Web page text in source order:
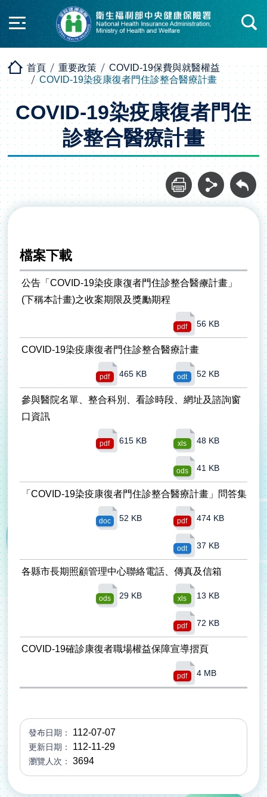
快速查詢區開合
首頁 重要政策
COVID-19保費與就醫權益
COVID-19染疫康復者門住診整合醫療計畫
COVID-19染疫康復者門住
診整合醫療計畫
列印 分享 回前頁
檔案下載
公告「COVID-19染疫康復者門住診整合醫療計畫」
(下稱本計畫)之收案期限及獎勵期程
pdf 56 KB
COVID-19染疫康復者門住診整合醫療計畫
pdf 465 KB odt 52 KB
參與醫院名單、整合科別、看診時段、網址及諮詢窗
口資訊
pdf 615 KB xls 48 KB
ods 41 KB
「COVID-19染疫康復者門住診整合醫療計畫」問答集
doc 52 KB pdf 474 KB
odt 37 KB
各縣市長期照顧管理中心聯絡電話、傳真及信箱
ods 29 KB xls 13 KB
pdf 72 KB
COVID-19確診康復者職場權益保障宣導摺頁
pdf 4 MB
發布日期 112-07-07
更新日期 112-11-29
瀏覽人次 3694